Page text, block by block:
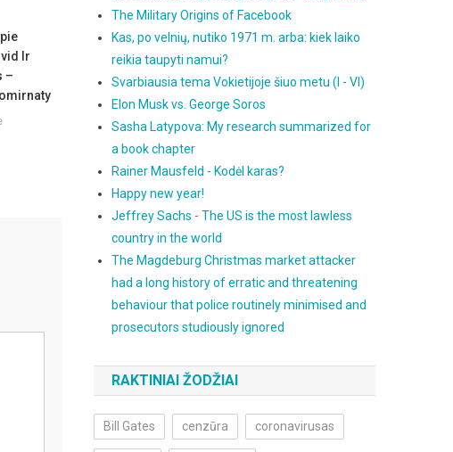
Ir
–
The Military Origins of Facebook
Kas, po velnių, nutiko 1971 m. arba: kiek laiko
reikia taupyti namui?
Svarbiausia tema Vokietijoje šiuo metu (I - VI)
Elon Musk vs. George Soros
Sasha Latypova: My research summarized for
a book chapter
Rainer Mausfeld - Kodėl karas?
Happy new year!
Jeffrey Sachs - The US is the most lawless
country in the world
The Magdeburg Christmas market attacker
had a long history of erratic and threatening
behaviour that police routinely minimised and
prosecutors studiously ignored
RAKTINIAI ŽODŽIAI
Bill Gates cenzūra coronavirusas